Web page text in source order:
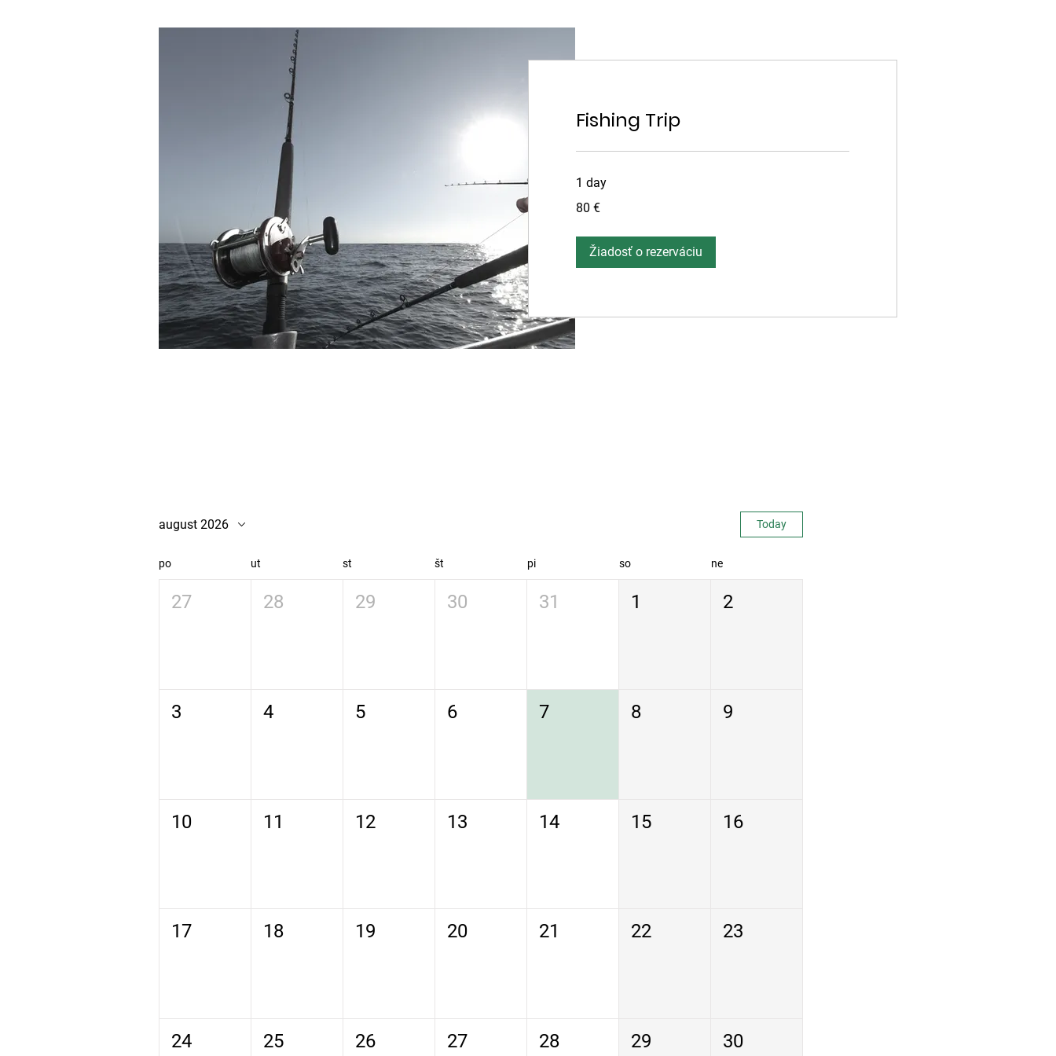
Fishing Trip
1 day
eur
80 €
Žiadosť o rezerváciu
august 2026 Today
po ut st št pi so ne
27 28 29 30 31 1 2
3 4 5 6 7 8 9
10 11 12 13 14 15 16
17 18 19 20 21 22 23
24 25 26 27 28 29 30